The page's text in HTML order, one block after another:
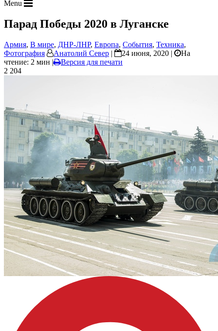
Menu
Парад Победы 2020 в Луганске
Армия, В мире, ДНР-ЛНР, Европа, События, Техника,
Фотография
Анатолий Север | 24 июня, 2020 |
На
чтение: 2 мин |
Версия для печати
2 204